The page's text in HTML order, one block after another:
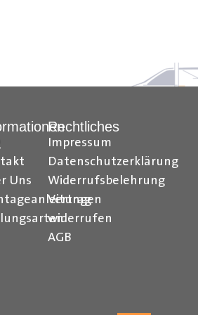
Uns
Rechtliches
Impressum
Datenschutzerklärung
Widerrufsbelehrung
Vertrag
widerrufen
AGB